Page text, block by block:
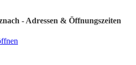
- Adressen & Öffnungszeiten